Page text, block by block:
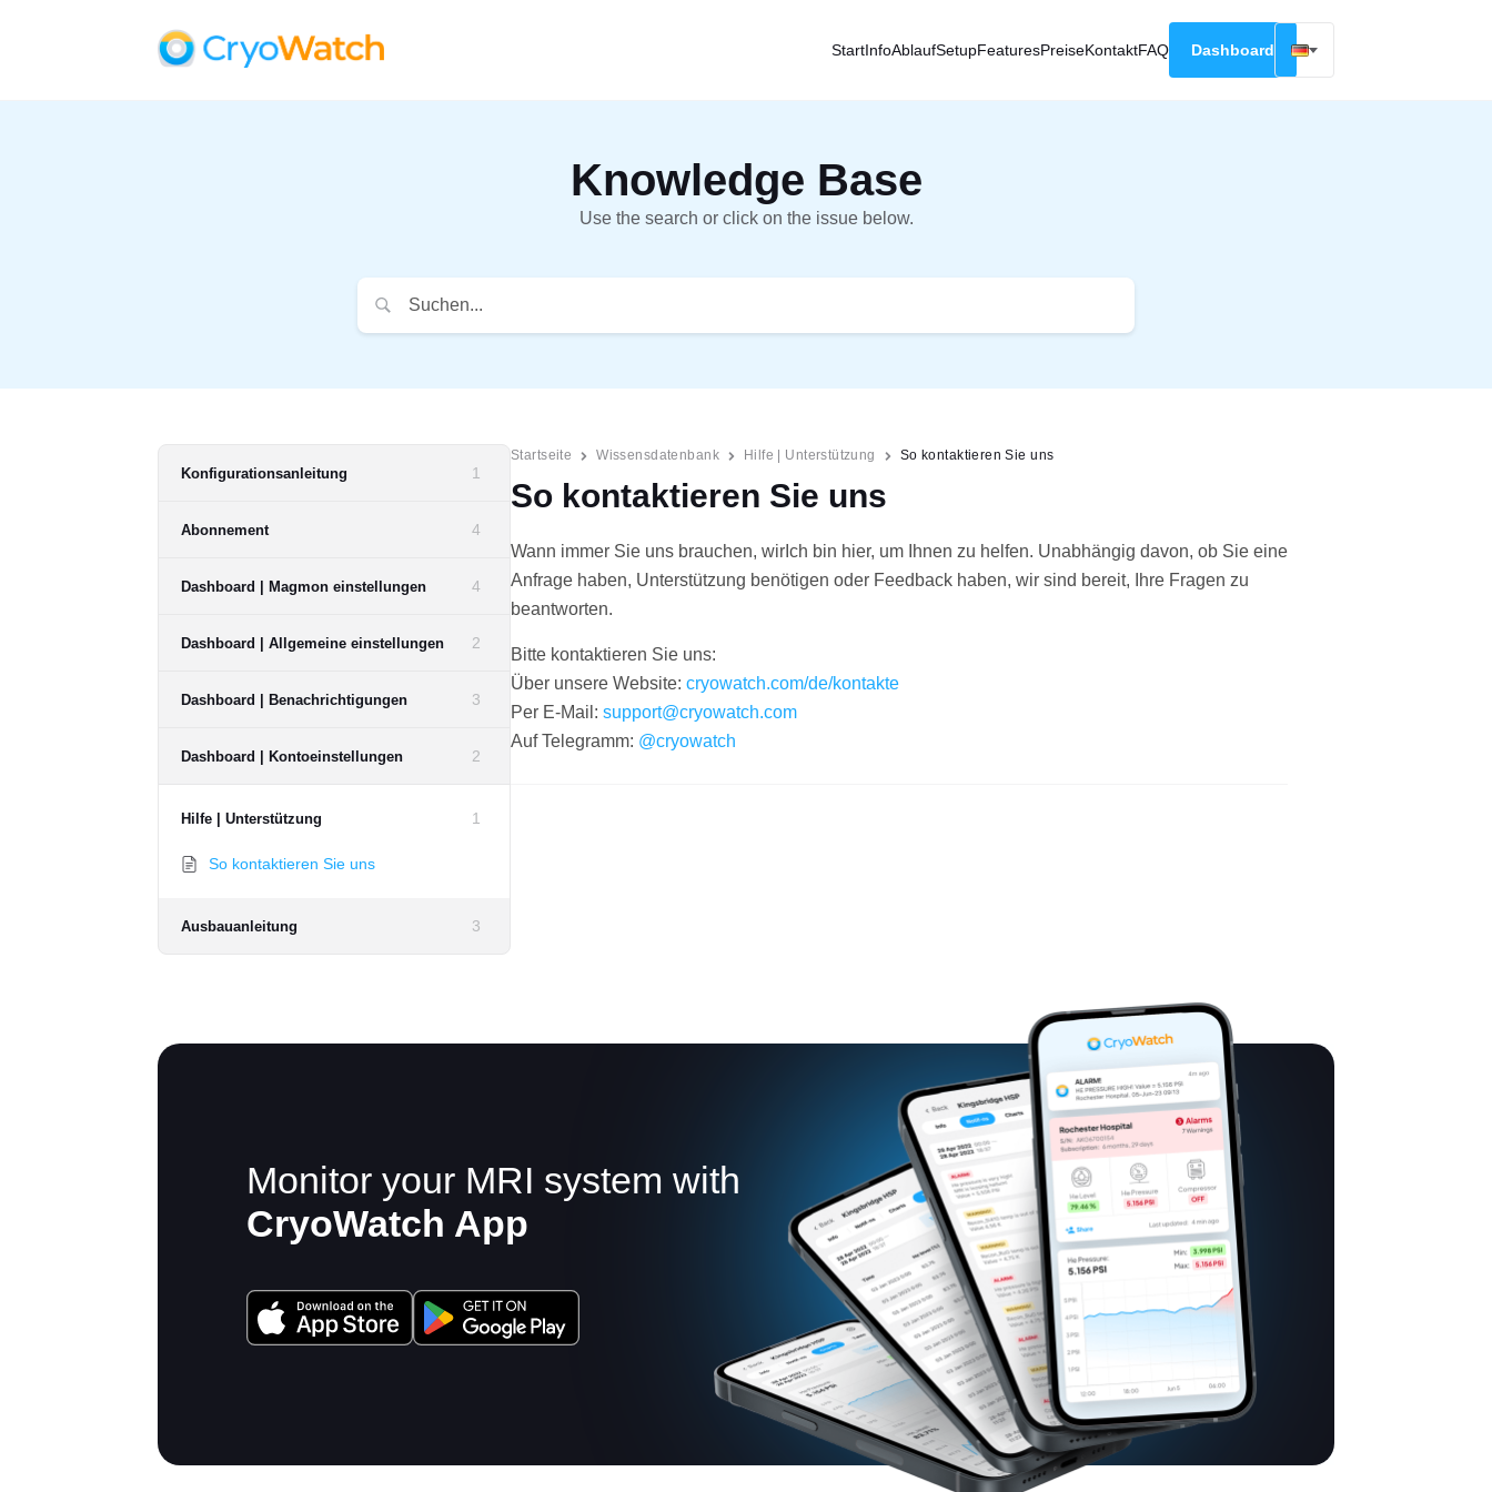
StartInfoAblaufSetupFeaturesPreiseKontaktFAQ Dashboard
Knowledge Base
Use the search or click on the issue below.
Konfigurationsanleitung 1
Abonnement 4
Dashboard | Magmon einstellungen 4
Dashboard | Allgemeine einstellungen 2
Dashboard | Benachrichtigungen 3
Dashboard | Kontoeinstellungen 2
Hilfe | Unterstützung 1
So kontaktieren Sie uns
Ausbauanleitung 3
Startseite Wissensdatenbank Hilfe | Unterstützung So kontaktieren Sie uns
So kontaktieren Sie uns
Wann immer Sie uns brauchen, wirIch bin hier, um Ihnen zu helfen. Unabhängig davon, ob Sie eine
Anfrage haben, Unterstützung benötigen oder Feedback haben, wir sind bereit, Ihre Fragen zu
beantworten.
Bitte kontaktieren Sie uns:
Über unsere Website: cryowatch.com/de/kontakte
Per E-Mail: support@cryowatch.com
Auf Telegramm: @cryowatch
Monitor your MRI system with
CryoWatch App